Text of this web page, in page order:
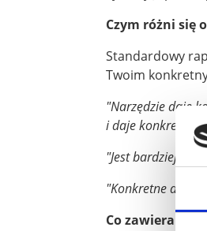
Czym różni się
Standardowy
Twoim
"Narzędzie daje
i daje konkretne
"Jest bardziej
"Konkretne dane
Co zawiera